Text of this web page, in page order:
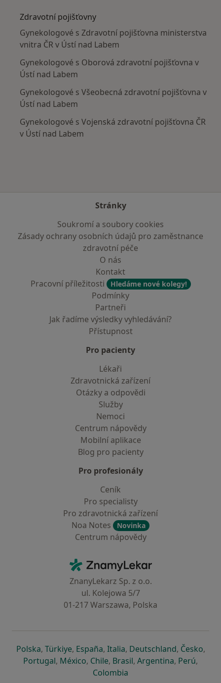
Zdravotní pojišťovny
Gynekologové s Zdravotní pojišťovna ministerstva
vnitra ČR v Ústí nad Labem
Gynekologové s Oborová zdravotní pojišťovna v
Ústí nad Labem
Gynekologové s Všeobecná zdravotní pojišťovna v
Ústí nad Labem
Gynekologové s Vojenská zdravotní pojišťovna ČR
v Ústí nad Labem
Stránky
Soukromí a soubory cookies
Zásady ochrany osobních údajů pro zaměstnance
zdravotní péče
O nás
Kontakt
Pracovní příležitosti
Hledáme nové kolegy!
Podmínky
Partneři
Jak řadíme výsledky vyhledávání?
Přístupnost
Pro pacienty
Lékaři
Zdravotnická zařízení
Otázky a odpovědi
Služby
Nemoci
Centrum nápovědy
Mobilní aplikace
Blog pro pacienty
Pro profesionály
Ceník
Pro specialisty
Pro zdravotnická zařízení
Noa Notes
Novinka
Centrum nápovědy
ZnamyLekar - Hlavní stránka
ZnanyLekarz Sp. z o.o.
ul. Kolejowa 5/7
01-217 Warszawa, Polska
Polskase otevře v nové záložce
, Türkiyese otevře v nové záložce
, Españase otevře v nové záložce
, Italiase otevře v nové záložce
, Deutschlandse otevře v
, Českose
,
Portugalse otevře v nové záložce
, Méxicose otevře v nové záložce
, Chilese otevře v nové záložce
, Brasilse otevře v nové
, Argentinase otevře v
, Perúse
,
Colombia